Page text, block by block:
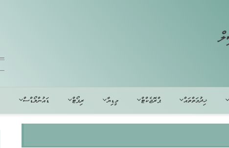
ޚިދުމަތްތައް ޕްރޮޖެކްޓް މީޑިޔާ ރިޕޯޓް ޑައުންލޯޑްސް